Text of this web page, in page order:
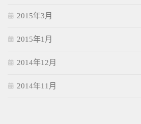
2015年3月
2015年1月
2014年12月
2014年11月